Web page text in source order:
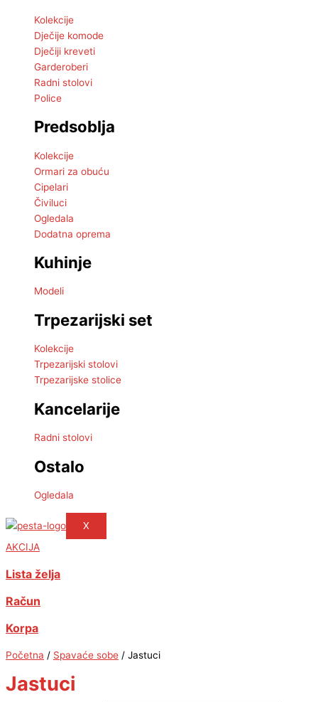
Kolekcije
Dječije komode
Dječiji kreveti
Garderoberi
Radni stolovi
Police
Predsoblja
Kolekcije
Ormari za obuću
Cipelari
Čiviluci
Ogledala
Dodatna oprema
Kuhinje
Modeli
Trpezarijski set
Kolekcije
Trpezarijski stolovi
Trpezarijske stolice
Kancelarije
Radni stolovi
Ostalo
Ogledala
X
AKCIJA
Lista želja
Račun
Korpa
Početna / Spavaće sobe / Jastuci
Jastuci